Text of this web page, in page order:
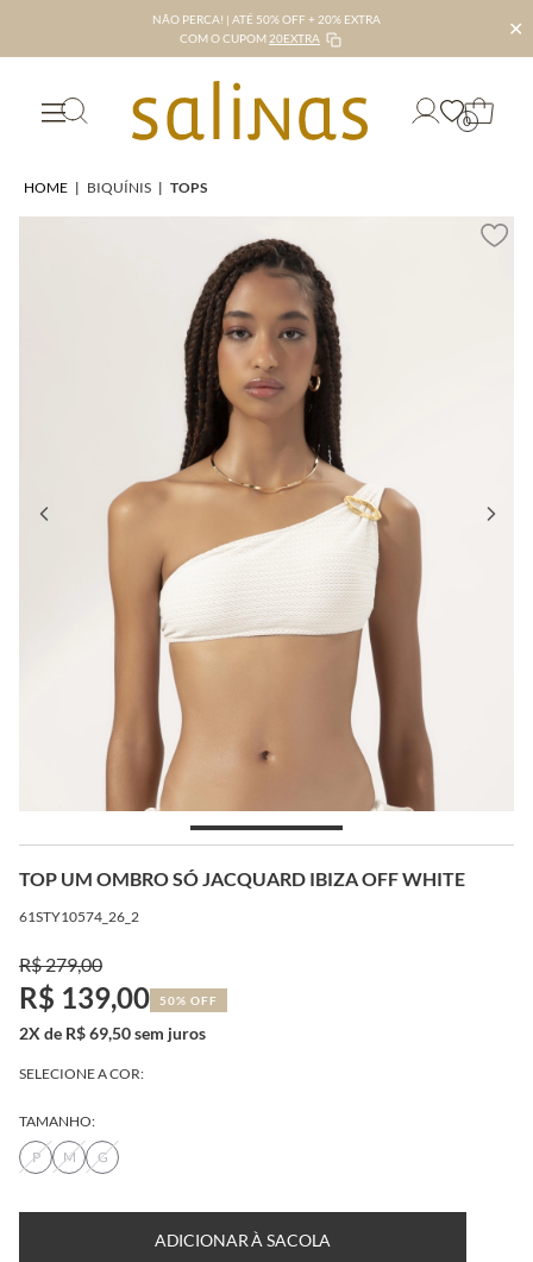
NÃO PERCA! | ATÉ 50% OFF + 20% EXTRA
COM O CUPOM 20EXTRA ✕
0
HOME | BIQUÍNIS | TOPS
TOP UM OMBRO SÓ JACQUARD IBIZA OFF WHITE
61STY10574_26_2
R$ 279,00
R$ 139,00 50% OFF
2X de R$ 69,50 sem juros
SELECIONE A COR:
TAMANHO:
P
M G
ADICIONAR À SACOLA